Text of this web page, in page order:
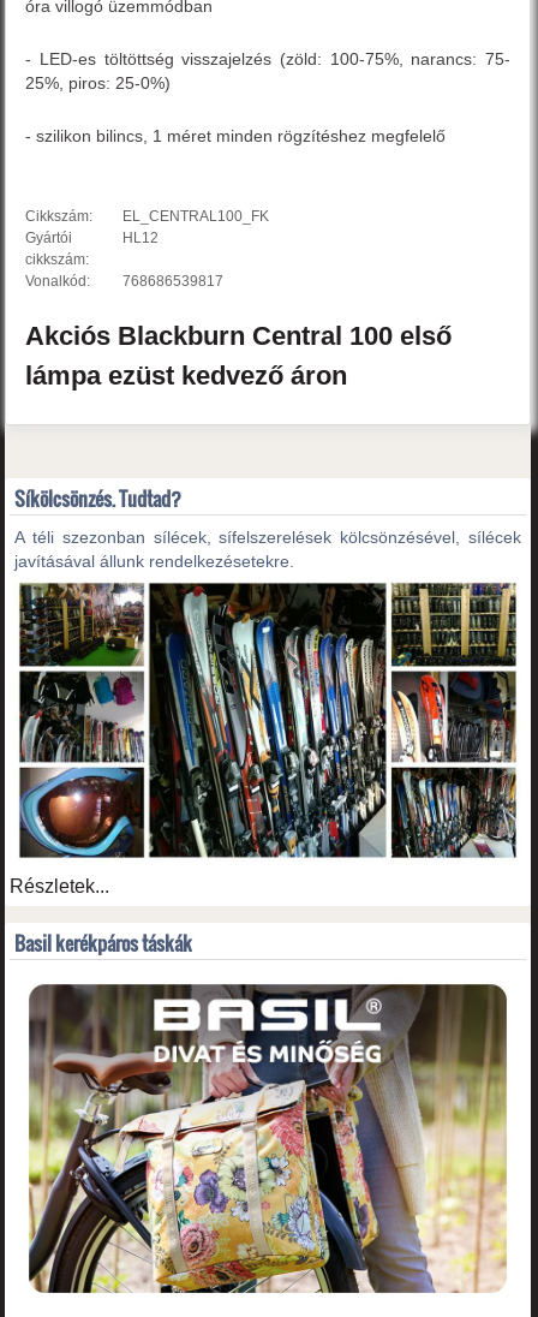
óra villogó üzemmódban
- LED-es töltöttség visszajelzés (zöld: 100-75%, narancs: 75-
25%, piros: 25-0%)
- szilikon bilincs, 1 méret minden rögzítéshez megfelelő
Cikkszám:
EL_CENTRAL100_FK
Gyártói
cikkszám:
HL12
Vonalkód: 768686539817
Akciós Blackburn Central 100első
lámpaezüst kedvező áron
Síkölcsönzés. Tudtad?
A téli szezonban sílécek, sífelszerelések kölcsönzésével, sílécek
javításával állunk rendelkezésetekre.
Részletek...
Basil kerékpáros táskák